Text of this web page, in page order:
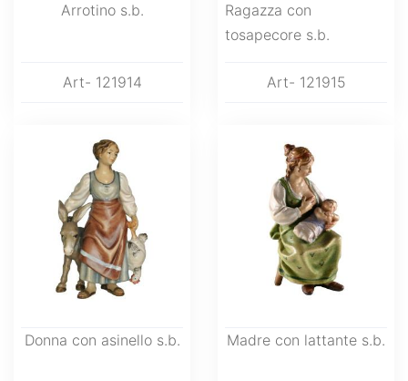
Arrotino s.b.
Art- 121914
Ragazza con
tosapecore s.b.
Art- 121915
Donna con asinello s.b. Madre con lattante s.b.